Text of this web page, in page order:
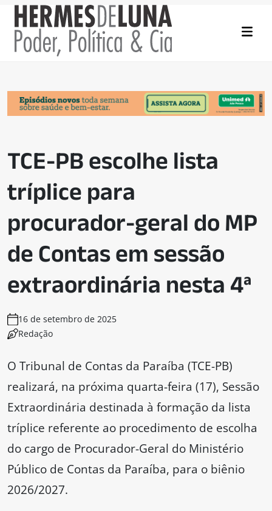
TCE-PB escolhe lista
tríplice para
procurador-geral do MP
de Contas em sessão
extraordinária nesta 4ª
16 de setembro de 2025
Redação
O Tribunal de Contas da Paraíba (TCE-PB)
realizará, na próxima quarta-feira (17), Sessão
Extraordinária destinada à formação da lista
tríplice referente ao procedimento de escolha
do cargo de Procurador-Geral do Ministério
Público de Contas da Paraíba, para o biênio
2026/2027.